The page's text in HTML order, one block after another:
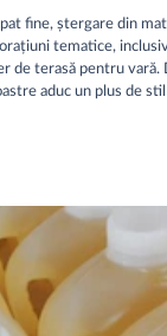
fine, ștergare din
tematice,
de terasă pentru vară.
aduc un plus de